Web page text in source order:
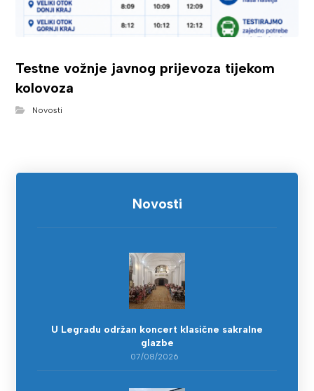
Testne vožnje javnog prijevoza tijekom
kolovoza
Novosti
Novosti
U Legradu održan koncert klasične sakralne
glazbe
07/08/2026